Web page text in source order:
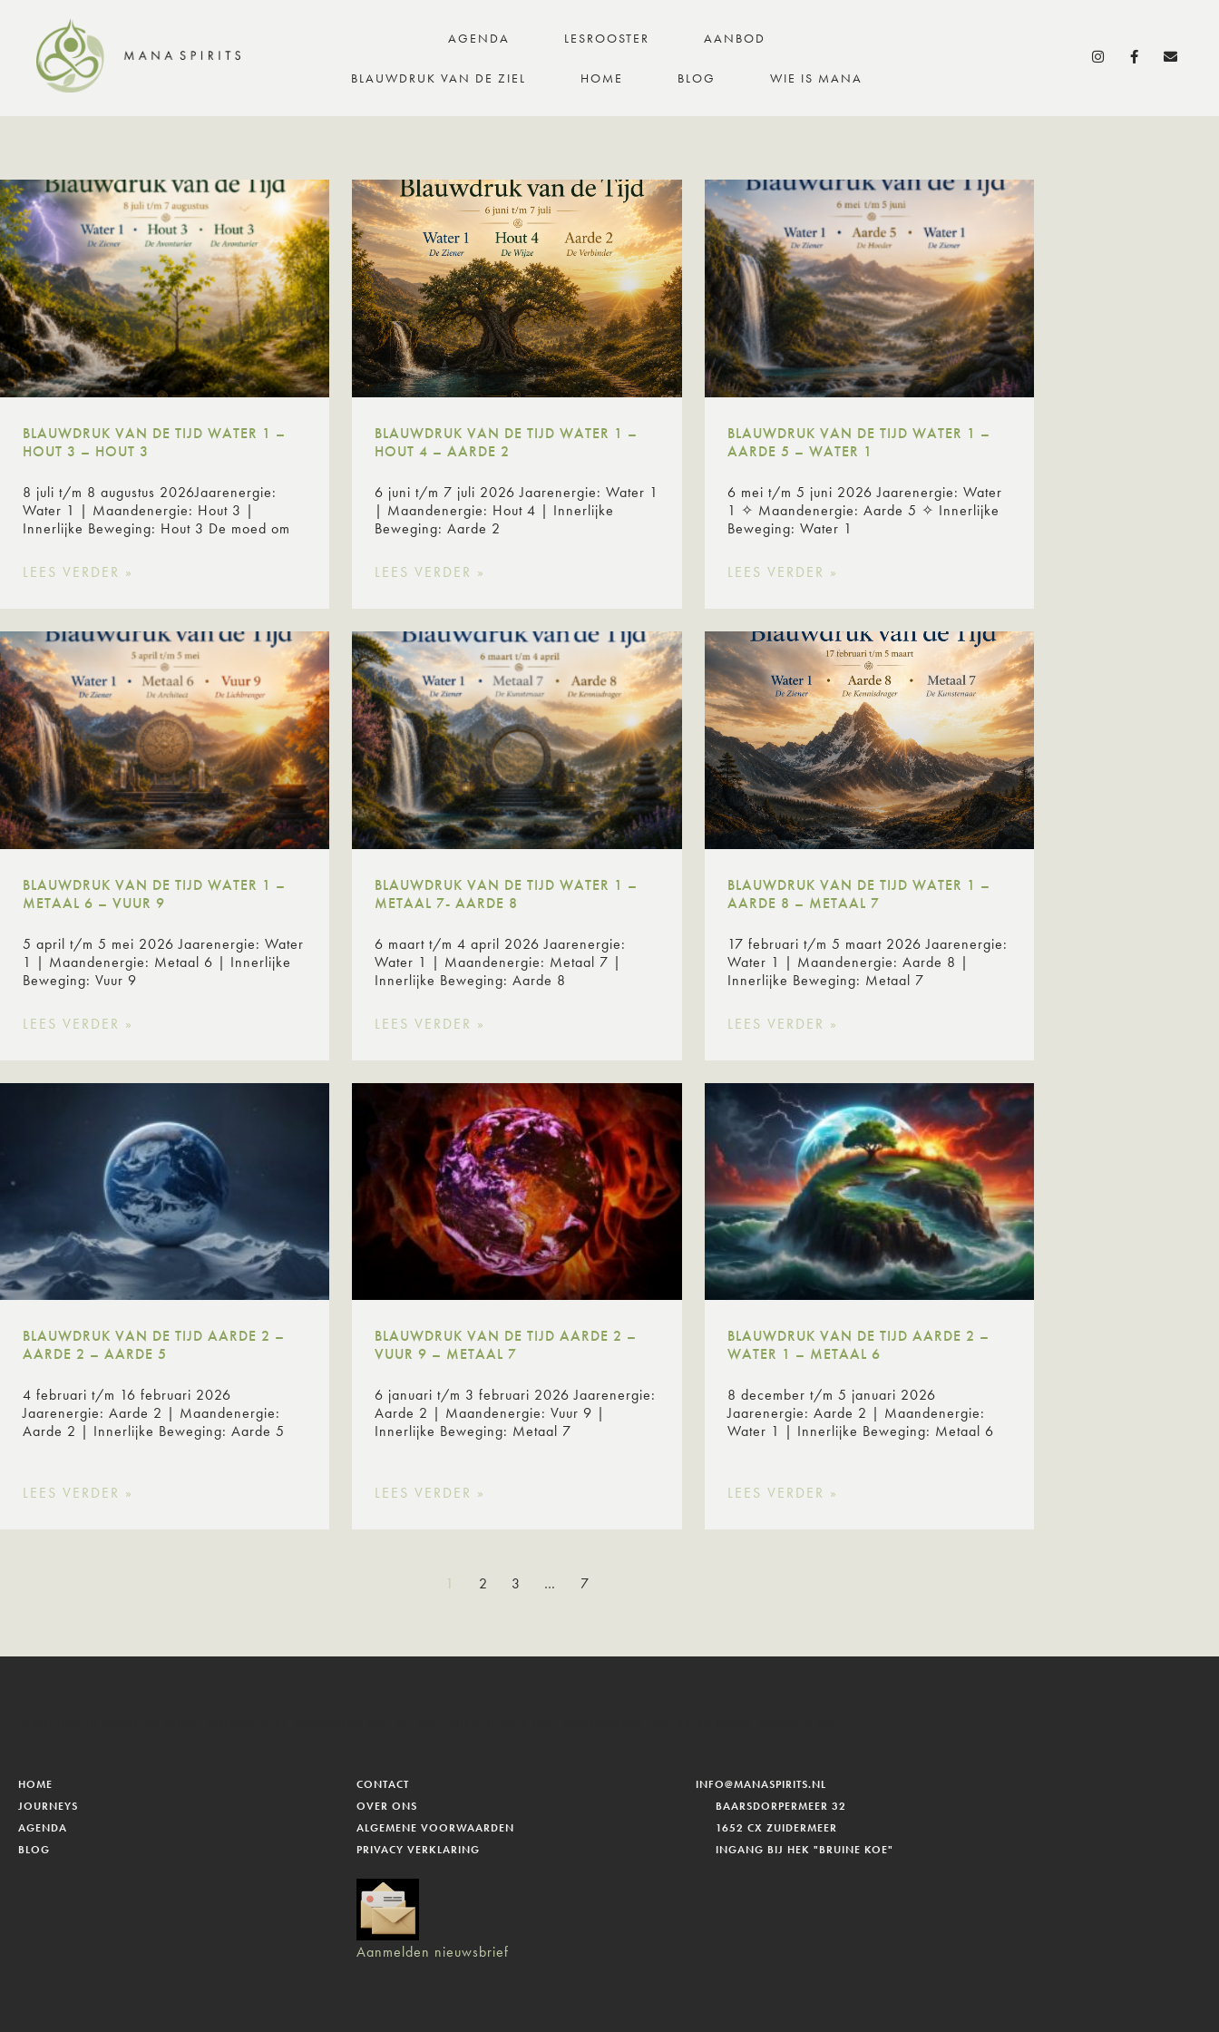
AGENDA LESROOSTER AANBOD
BLAUWDRUK VAN DE ZIEL HOME BLOG WIE IS MANA
BLAUWDRUK VAN DE TIJD WATER 1 –
HOUT 3 – HOUT 3
8 juli t/m 8 augustus 2026Jaarenergie:
Water 1 | Maandenergie: Hout 3 |
Innerlijke Beweging: Hout 3 De moed om
LEES VERDER »
BLAUWDRUK VAN DE TIJD WATER 1 –
HOUT 4 – AARDE 2
6 juni t/m 7 juli 2026 Jaarenergie: Water 1
| Maandenergie: Hout 4 | Innerlijke
Beweging: Aarde 2
LEES VERDER »
BLAUWDRUK VAN DE TIJD WATER 1 –
AARDE 5 – WATER 1
6 mei t/m 5 juni 2026 Jaarenergie: Water
1 ✧ Maandenergie: Aarde 5 ✧ Innerlijke
Beweging: Water 1
LEES VERDER »
BLAUWDRUK VAN DE TIJD WATER 1 –
METAAL 6 – VUUR 9
5 april t/m 5 mei 2026 Jaarenergie: Water
1 | Maandenergie: Metaal 6 | Innerlijke
Beweging: Vuur 9
LEES VERDER »
BLAUWDRUK VAN DE TIJD WATER 1 –
METAAL 7- AARDE 8
6 maart t/m 4 april 2026 Jaarenergie:
Water 1 | Maandenergie: Metaal 7 |
Innerlijke Beweging: Aarde 8
LEES VERDER »
BLAUWDRUK VAN DE TIJD WATER 1 –
AARDE 8 – METAAL 7
17 februari t/m 5 maart 2026 Jaarenergie:
Water 1 | Maandenergie: Aarde 8 |
Innerlijke Beweging: Metaal 7
LEES VERDER »
BLAUWDRUK VAN DE TIJD AARDE 2 –
AARDE 2 – AARDE 5
4 februari t/m 16 februari 2026
Jaarenergie: Aarde 2 | Maandenergie:
Aarde 2 | Innerlijke Beweging: Aarde 5
LEES VERDER »
BLAUWDRUK VAN DE TIJD AARDE 2 –
VUUR 9 – METAAL 7
6 januari t/m 3 februari 2026 Jaarenergie:
Aarde 2 | Maandenergie: Vuur 9 |
Innerlijke Beweging: Metaal 7
LEES VERDER »
BLAUWDRUK VAN DE TIJD AARDE 2 –
WATER 1 – METAAL 6
8 december t/m 5 januari 2026
Jaarenergie: Aarde 2 | Maandenergie:
Water 1 | Innerlijke Beweging: Metaal 6
LEES VERDER »
1 2 3 … 7
HOME
JOURNEYS
AGENDA
BLOG
CONTACT
OVER ONS
ALGEMENE VOORWAARDEN
PRIVACY VERKLARING
Aanmelden nieuwsbrief
INFO@MANASPIRITS.NL
BAARSDORPERMEER 32
1652 CX ZUIDERMEER
INGANG BIJ HEK "BRUINE KOE"